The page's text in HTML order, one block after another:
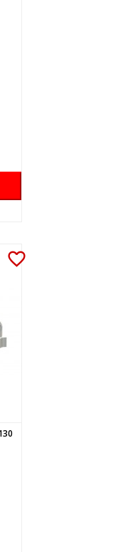
favorite_border